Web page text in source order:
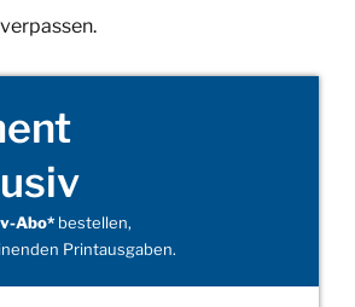
Abo*bestellen,
Printausgaben.